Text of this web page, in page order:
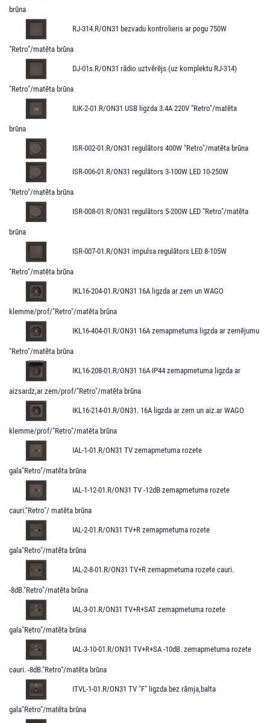
brūna
RJ-314.R/ON31 bezvadu kontrolieris ar pogu 750W
"Retro"/matēta brūna
DJ-01s.R/ON31 rādio uztvērējs (uz komplektu RJ-314)
"Retro"/matēta brūna
IUK-2-01.R/ON31 USB ligzda 3.4A 220V "Retro"/matēta
brūna
ISR-002-01.R/ON31 regulātors 400W "Retro"/matēta brūna
ISR-006-01.R/ON31 regulātors 3-100W LED 10-250W
"Retro"/matēta brūna
ISR-008-01.R/ON31 regulātors 5-200W LED "Retro"/matēta
brūna
ISR-007-01.R/ON31 impulsa regulātors LED 8-105W
"Retro"/matēta brūna
IKL16-204-01.R/ON31 16A ligzda ar zem un WAGO
klemme/prof/"Retro"/matēta brūna
IKL16-404-01.R/ON31 16A zemapmetuma ligzda ar zemējumu
"Retro"/matēta brūna
IKL16-208-01.R/ON31 16A IP44 zemapmetuma ligzda ar
aizsardz,ar zem/prof/"Retro"/matēta brūna
IKL16-214-01.R/ON31. 16A ligzda ar zem un aiz.ar WAGO
klemme/prof/"Retro"/matēta brūna
IAL-1-01.R/ON31 TV zemapmetuma rozete
gala"Retro"/matēta brūna
IAL-1-12-01.R/ON31 TV -12dB zemapmetuma rozete
cauri."Retro"/ matēta brūna
IAL-2-01.R/ON31 TV+R zemapmetuma rozete
gala"Retro"/matēta brūna
IAL-2-8-01.R/ON31 TV+R zemapmetuma rozete cauri.
-8dB."Retro"/matēta brūna
IAL-3-01.R/ON31 TV+R+SAT zemapmetuma rozete
gala"Retro"/matēta brūna
IAL-3-10-01.R/ON31 TV+R+SA -10dB. zemapmetuma rozete
cauri. -8dB."Retro"/matēta brūna
ITVL-1-01.R/ON31 TV "F" ligzda bez rāmja,balta
gala"Retro"/matēta brūna